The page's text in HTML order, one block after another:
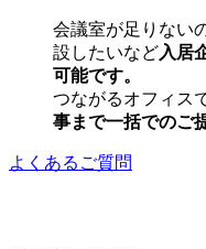
会議室が足りない
設したいなど入居
可能です。
つながるオフィス
事まで一括でのご
よくあるご質問